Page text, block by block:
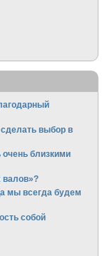
выбор в
близкими
валов»?
мы всегда будем
собой